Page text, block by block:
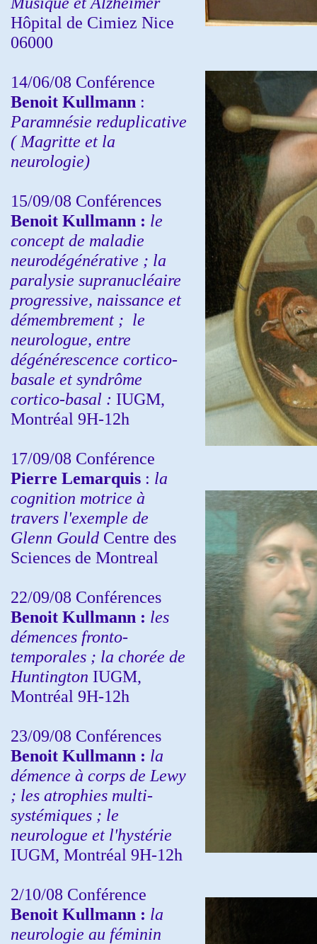
Hôpital de Cimiez Nice
06000
14/06/08 Conférence
Benoit Kullmann :
Paramnésie reduplicative
( Magritte et la
neurologie)
15/09/08 Conférences
Benoit Kullmann : le
concept de maladie
neurodégénérative ; la
paralysie supranucléaire
progressive, naissance et
démembrement ; le
neurologue, entre
dégénérescence cortico-
basale et syndrôme
cortico-basal : IUGM,
Montréal 9H-12h
17/09/08 Conférence
Pierre Lemarquis : la
cognition motrice à
travers l'exemple de
Glenn Gould Centre des
Sciences de Montreal
22/09/08 Conférences
Benoit Kullmann : les
démences fronto-
temporales ; la chorée de
Huntington IUGM,
Montréal 9H-12h
23/09/08 Conférences
Benoit Kullmann : la
démence à corps de Lewy
; les atrophies multi-
systémiques ; le
neurologue et l'hystérie
IUGM, Montréal 9H-12h
2/10/08 Conférence
Benoit Kullmann : la
neurologie au féminin